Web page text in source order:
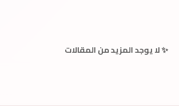
✨ لا يوجد المزيد من المقالات